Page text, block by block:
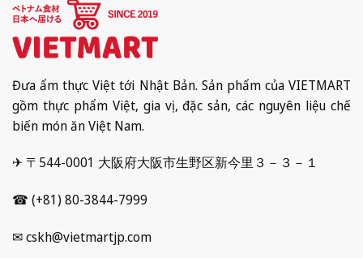
Đưa ẩm thực Việt tới Nhật Bản. Sản phẩm của VIETMART
gồm thực phẩm Việt, gia vị, đặc sản, các nguyên liệu chế
biến món ăn Việt Nam.
✈ 〒544-0001 大阪府大阪市生野区新今里３－３－１
☎ (+81) 80-3844-7999
✉ cskh@vietmartjp.com